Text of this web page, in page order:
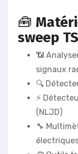
🧰
sweep
📶
signaux
🔍
⚡
(NLJD)
🔧